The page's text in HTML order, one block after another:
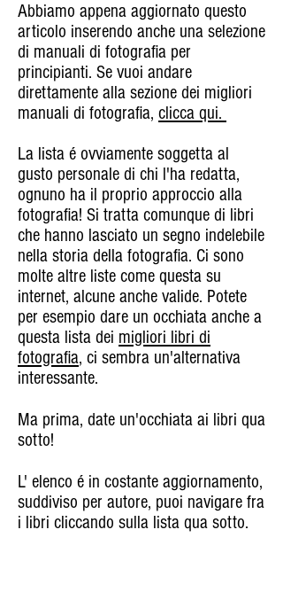
Abbiamo appena aggiornato questo
articolo inserendo anche una selezione
di manuali di fotografia per
principianti. Se vuoi andare
direttamente alla sezione dei migliori
manuali di fotografia, clicca qui.
La lista é ovviamente soggetta al
gusto personale di chi l'ha redatta,
ognuno ha il proprio approccio alla
fotografia! Si tratta comunque di libri
che hanno lasciato un segno indelebile
nella storia della fotografia. Ci sono
molte altre liste come questa su
internet, alcune anche valide. Potete
per esempio dare un occhiata anche a
questa lista dei migliori libri di
fotografia, ci sembra un'alternativa
interessante.
Ma prima, date un'occhiata ai libri qua
sotto!
L' elenco é in costante aggiornamento,
suddiviso per autore, puoi navigare fra
i libri cliccando sulla lista qua sotto.